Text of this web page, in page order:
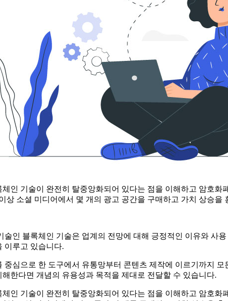
인 기술이 완전히 탈중앙화되어 있다는 점을 이해하고 암호
상 소셜 미디어에서 몇 개의 광고 공간을 구매하고 가치 상승을
술인 블록체인 기술은 업계의 전망에 대해 긍정적인 이유와 사
이루고 있습니다.
중심으로 한 도구에서 유통망부터 콘텐츠 제작에 이르기까지
한다면 개념의 유용성과 목적을 제대로 전달할 수 있습니다.
인 기술이 완전히 탈중앙화되어 있다는 점을 이해하고 암호